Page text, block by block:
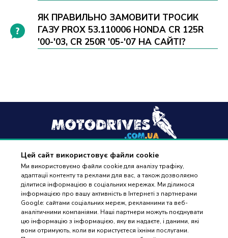
Цей сайт використовує файли cookie
Ми використовуємо файли cookie для аналізу трафіку,
адаптації контенту та реклами для вас, а також дозволяємо
ділитися інформацією в соціальних мережах. Ми ділимося
інформацією про вашу активність в Інтернеті з партнерами
Google: сайтами соціальних мереж, рекламними та веб-
аналітичними компаніями. Наші партнери можуть поєднувати
цю інформацію з інформацією, яку ви надаєте, і даними, які
вони отримують, коли ви користуєтеся їхніми послугами.
ЯК ПРАВИЛЬНО ЗАМОВИТИ ТРОСИК
ГАЗУ PROX 53.110006 HONDA CR 125R
'00-'03, CR 250R '05-'07 НА САЙТІ?
+38(096) 488 77 88
дзвінки приймаються в робочі дні з 9:00 до 18:00
ПІДБІР